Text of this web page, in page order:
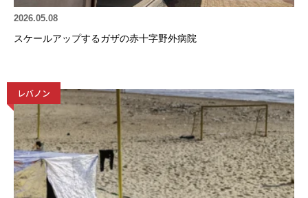
2026.05.08
スケールアップするガザの赤十字野外病院
レバノン